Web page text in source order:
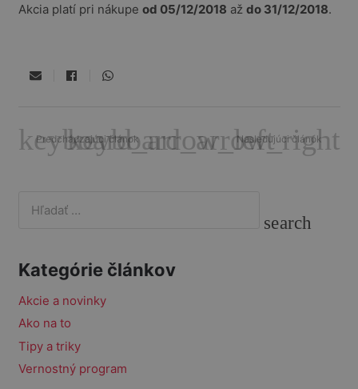
Akcia platí pri nákupe od 05/12/2018 až do 31/12/2018.
Predchádzajúci článok Nasledujúci článok
Kategórie článkov
Akcie a novinky
Ako na to
Tipy a triky
Vernostný program